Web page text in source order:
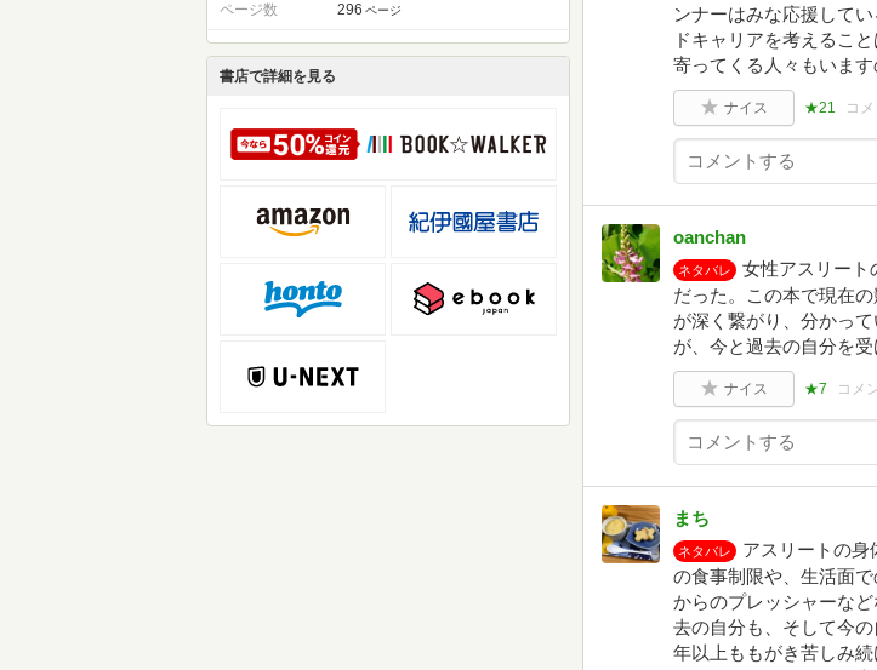
ページ数 296 ページ
書店で詳細を見る
ンナーはみな応援して
ドキャリアを考えるこ
寄ってくる人々もいます
ナイス ★21 コ
oanchan
ネタバレ
女性アスリート
だった。この本で現在
が深く繋がり、分かっ
が、今と過去の自分を
ナイス ★7 コメ
まち
ネタバレ
アスリートの身
の食事制限や、生活面
からのプレッシャーな
去の自分も、そして今
年以上ももがき苦しみ